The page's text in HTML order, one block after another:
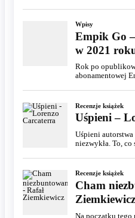
Wpisy
Empik Go
w 2021
Rok po
abonamentowej
Recenzje książek
Uśpieni –
Uśpieni
niezwykła. To, co
Recenzje książek
Cham
Ziemkiewicz
Na początku tego